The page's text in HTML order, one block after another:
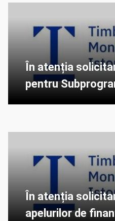
În atenția
pentru
În atenția
apelurilor de